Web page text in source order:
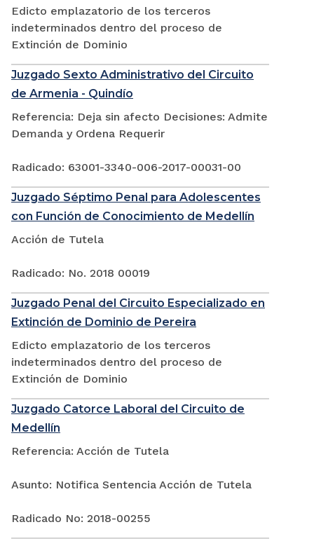
Edicto emplazatorio de los terceros
indeterminados dentro del proceso de
Extinción de Dominio
Juzgado Sexto Administrativo del Circuito
de Armenia - Quindío
Referencia: Deja sin afecto Decisiones: Admite
Demanda y Ordena Requerir
Radicado: 63001-3340-006-2017-00031-00
Juzgado Séptimo Penal para Adolescentes
con Función de Conocimiento de Medellín
Acción de Tutela
Radicado: No. 2018 00019
Juzgado Penal del Circuito Especializado en
Extinción de Dominio de Pereira
Edicto emplazatorio de los terceros
indeterminados dentro del proceso de
Extinción de Dominio
Juzgado Catorce Laboral del Circuito de
Medellín
Referencia: Acción de Tutela
Asunto: Notifica Sentencia Acción de Tutela
Radicado No: 2018-00255